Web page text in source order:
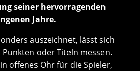
seiner hervorragenden
Jahre.
auszeichnet, lässt sich
oder Titeln messen.
offenes Ohr für die Spieler,